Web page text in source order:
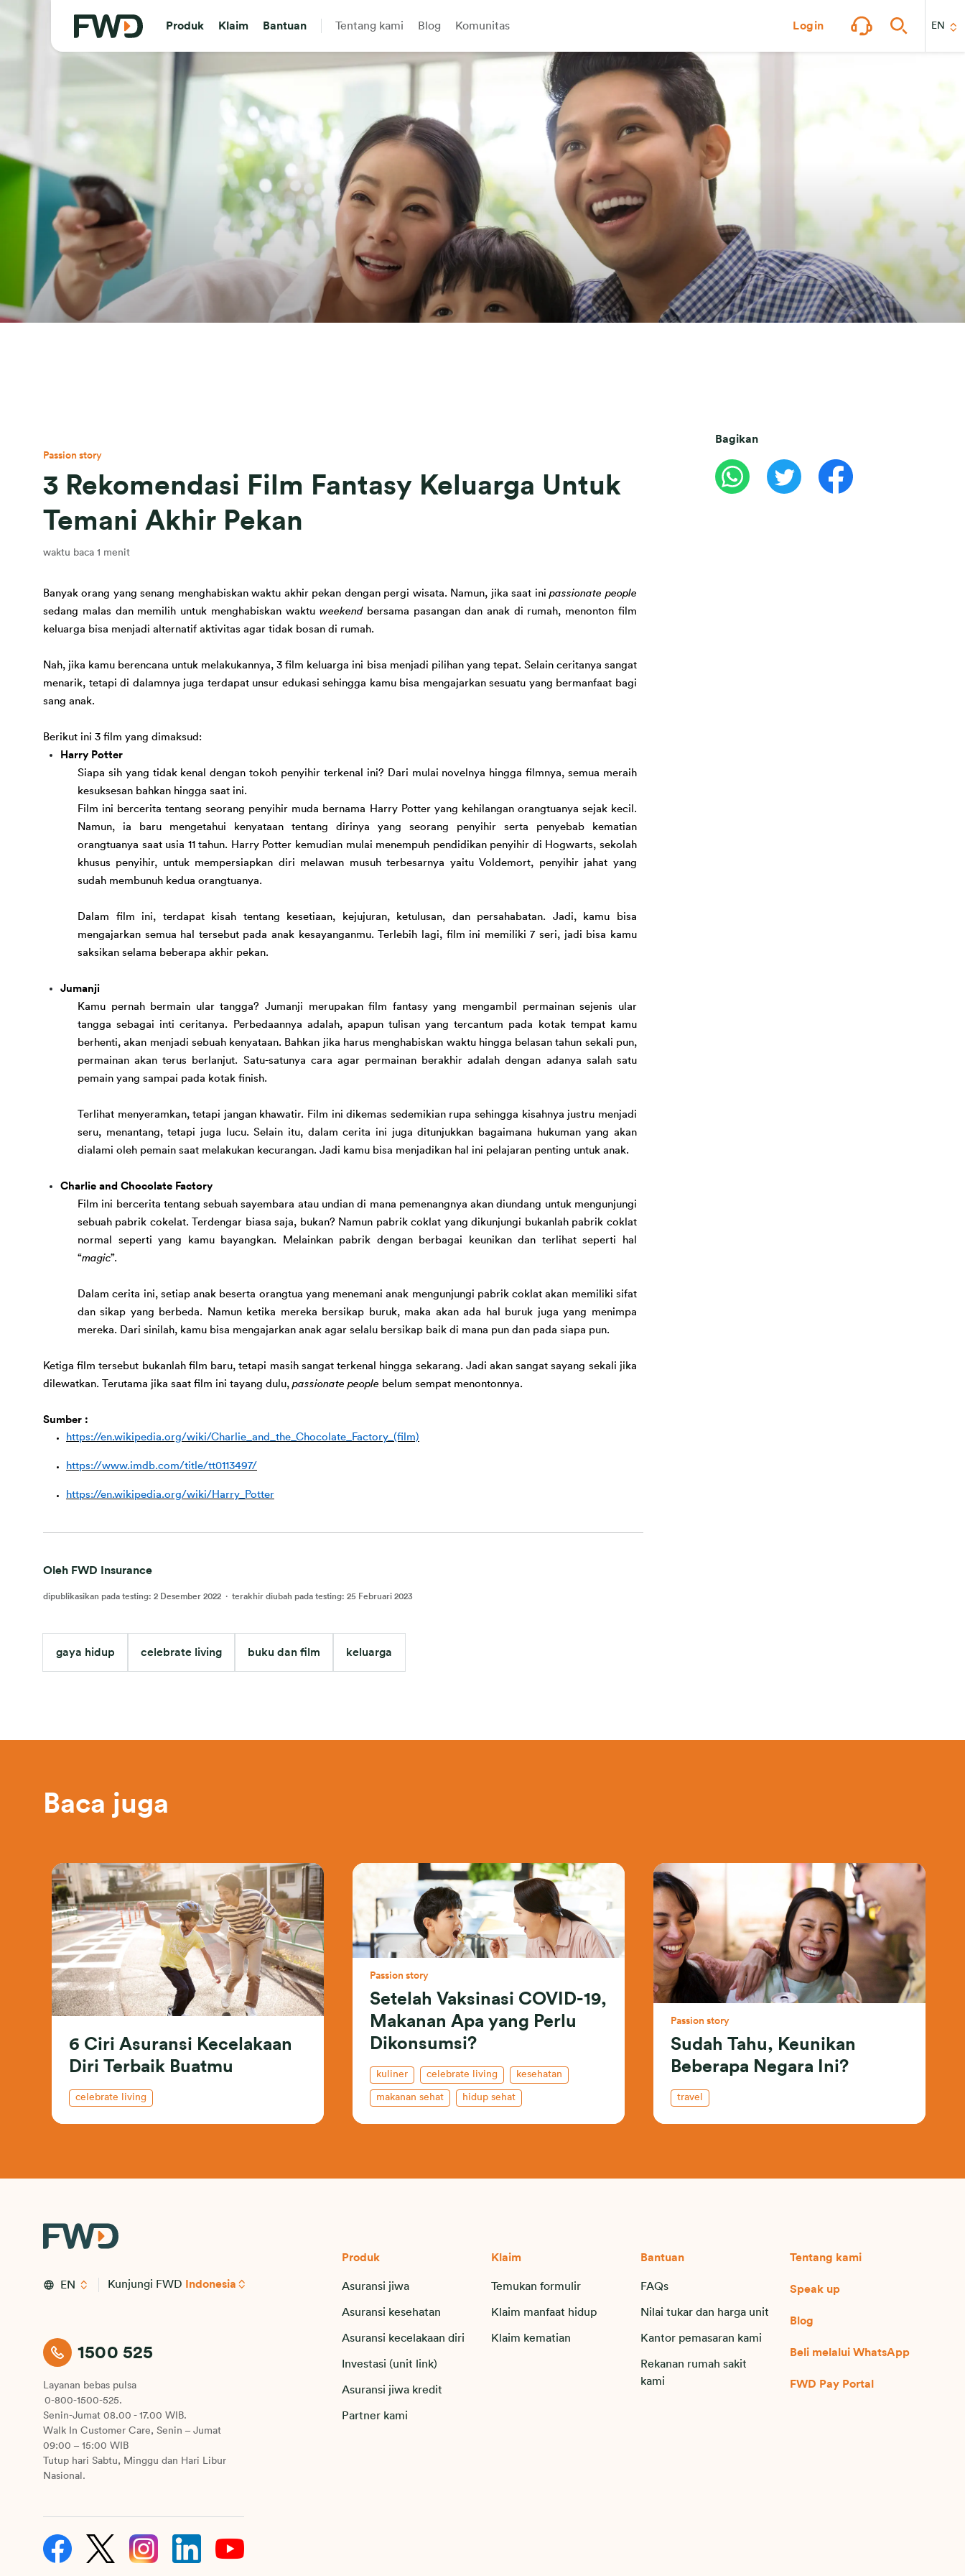
Produk Klaim Bantuan Tentang kami Blog Komunitas Login EN
Passion story
3 Rekomendasi Film Fantasy Keluarga Untuk
Temani Akhir Pekan
waktu baca 1 menit
Banyak orang yang senang menghabiskan waktu akhir pekan dengan pergi wisata. Namun, jika saat ini passionate people
sedang malas dan memilih untuk menghabiskan waktu weekend bersama pasangan dan anak di rumah, menonton film
keluarga bisa menjadi alternatif aktivitas agar tidak bosan di rumah.
Nah, jika kamu berencana untuk melakukannya, 3 film keluarga ini bisa menjadi pilihan yang tepat. Selain ceritanya sangat
menarik, tetapi di dalamnya juga terdapat unsur edukasi sehingga kamu bisa mengajarkan sesuatu yang bermanfaat bagi
sang anak.
Berikut ini 3 film yang dimaksud:
Harry Potter
Siapa sih yang tidak kenal dengan tokoh penyihir terkenal ini? Dari mulai novelnya hingga filmnya, semua meraih
kesuksesan bahkan hingga saat ini.
Film ini bercerita tentang seorang penyihir muda bernama Harry Potter
Namun, ia baru mengetahui kenyataan tentang dirinya yang seorang penyihir serta penyebab kematian
orangtuanya saat usia 11 tahun. Harry Potter kemudian mulai menempuh pendidikan penyihir di Hogwarts, sekolah
khusus penyihir, untuk mempersiapkan diri melawan musuh terbesarnya yaitu Voldemort, penyihir jahat yang
sudah membunuh kedua orangtuanya.
Dalam film ini, terdapat kisah tentang kesetiaan, kejujuran, ketulusan, dan persahabatan. Jadi, kamu bisa
mengajarkan semua hal tersebut pada anak kesayanganmu. Terlebih lagi, film ini memiliki 7 seri, jadi bisa kamu
saksikan selama beberapa akhir pekan.
Jumanji
Kamu pernah bermain ular tangga? Jumanji merupakan film fantasy yang mengambil permainan sejenis ular
tangga sebagai inti ceritanya. Perbedaannya adalah, apapun tulisan yang tercantum pada kotak tempat kamu
berhenti, akan menjadi sebuah kenyataan. Bahkan jika harus menghabiskan waktu hingga belasan tahun sekali pun,
permainan akan terus
berlanjut. Satu-satunya cara agar permainan berakhir adalah dengan adanya salah satu
pemain yang sampai pada kotak finish.
Terlihat menyeramkan, tetapi jangan khawatir. Film ini dikemas sedemikian rupa sehingga kisahnya justru menjadi
seru, menantang, tetapi juga lucu. Selain itu, dalam cerita ini juga ditunjukkan bagaimana hukuman yang akan
dialami oleh pemain saat melakukan kecurangan. Jadi kamu bisa menjadikan hal ini pelajaran penting untuk anak.
Charlie and Chocolate Factory
Film ini bercerita tentang sebuah sayembara atau undian di mana pemenangnya akan diundang untuk mengunjungi
sebuah pabrik cokelat. Terdengar biasa saja, bukan? Namun pabrik coklat yang dikunjungi bukanlah pabrik coklat
normal seperti yang kamu bayangkan. Melainkan pabrik dengan berbagai keunikan dan terlihat seperti hal
“magic”.
Dalam cerita ini, setiap anak beserta orangtua yang menemani anak mengunjungi pabrik coklat akan memiliki sifat
dan sikap yang berbeda.
Namun ketika mereka bersikap buruk, maka akan ada hal buruk juga yang menimpa
mereka. Dari sinilah, kamu bisa mengajarkan anak agar selalu bersikap baik di mana pun dan pada siapa pun.
Ketiga film tersebut bukanlah film baru, tetapi masih sangat terkenal hingga sekarang. Jadi akan sangat sayang sekali jika
dilewatkan. Terutama jika saat film ini tayang dulu, passionate people belum sempat menontonnya.
Sumber :
https://en.wikipedia.org/wiki/Charlie_and_the_Chocolate_Factory_(film)
https://www.imdb.com/title/tt0113497/
https://en.wikipedia.org/wiki/Harry_Potter
Oleh FWD Insurance
dipublikasikan pada testing: 2 Desember 2022 · terakhir diubah pada testing: 25 Februari 2023
gaya hidup celebrate living buku dan film keluarga
Bagikan
Baca juga
6 Ciri Asuransi Kecelakaan
Diri Terbaik Buatmu
celebrate living
Passion story
Setelah Vaksinasi COVID-19,
Makanan Apa yang Perlu
Dikonsumsi?
kuliner celebrate living kesehatan
makanan sehat hidup sehat
Passion story
Sudah Tahu, Keunikan
Beberapa Negara Ini?
travel
EN Kunjungi FWD Indonesia
1500 525
Layanan bebas pulsa
0-800-1500-525.
Senin-Jumat 08.00 - 17.00 WIB.
Walk In Customer Care, Senin – Jumat
09:00 – 15:00 WIB
Tutup hari Sabtu, Minggu dan Hari Libur
Nasional.
Produk
Asuransi jiwa
Asuransi kesehatan
Asuransi kecelakaan diri
Investasi (unit link)
Asuransi jiwa kredit
Partner kami
Klaim
Temukan formulir
Klaim manfaat hidup
Klaim kematian
Bantuan
FAQs
Nilai tukar dan harga unit
Kantor pemasaran kami
Rekanan rumah sakit
kami
Tentang kami
Speak up
Blog
Beli melalui WhatsApp
FWD Pay Portal